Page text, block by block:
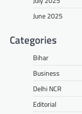
June 2025
Categories
Bihar
Business
Delhi NCR
Editorial